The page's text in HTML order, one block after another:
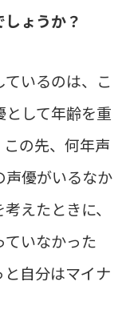
ょうか？
ているのは、こ
して年齢を重
の先、何年声
声優がいるなか
えたときに、
いなかった
自分はマイナ